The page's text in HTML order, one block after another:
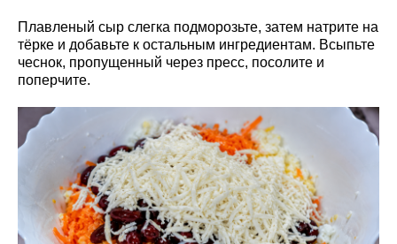
Плавленый сыр слегка подморозьте, затем натрите на
тёрке и добавьте к остальным ингредиентам. Всыпьте
чеснок, пропущенный через пресс, посолите и
поперчите.